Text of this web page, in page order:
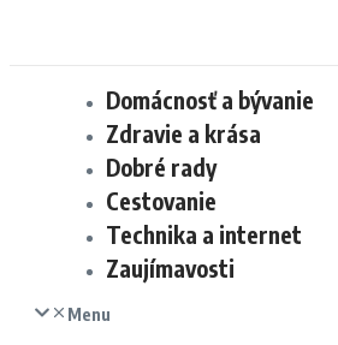
Domácnosť a bývanie
Zdravie a krása
Dobré rady
Cestovanie
Technika a internet
Zaujímavosti
Menu